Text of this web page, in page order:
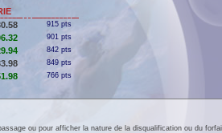
915 pts
901 pts
842 pts
849 pts
766 pts
ou pour afficher la nature de la disqualification ou du